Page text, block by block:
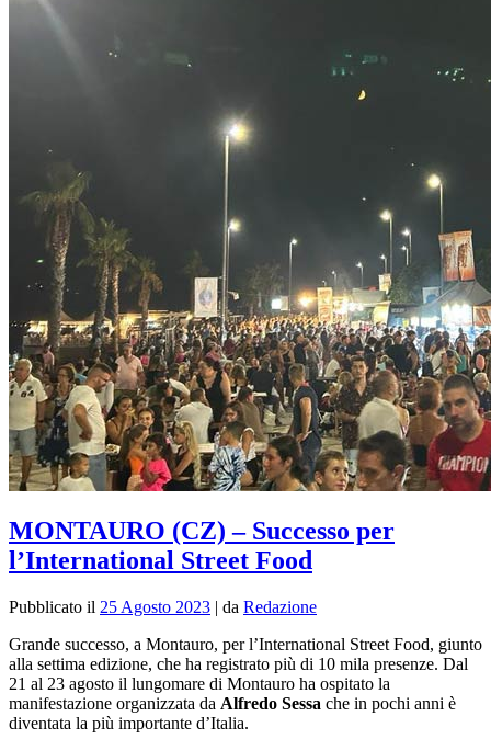
MONTAURO (CZ) – Successo per
l’International Street Food
Pubblicato il 25 Agosto 2023 | da Redazione
Grande successo, a Montauro, per l’International Street Food, giunto
alla settima edizione, che ha registrato più di 10 mila presenze. Dal
21 al 23 agosto il lungomare di Montauro ha ospitato la
manifestazione organizzata da Alfredo Sessa che in pochi anni è
diventata la più importante d’Italia.